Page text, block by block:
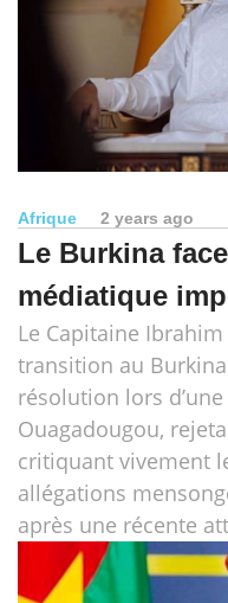
Afrique 2 years ago
Le Burkina
médiatique
Le Capitaine
transition au
résolution lors
Ouagadougou,
critiquant vivement
allégations
après une récente